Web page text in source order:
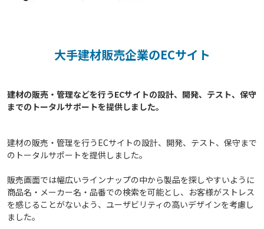
大手建材販売企業のECサイト
建材の販売・管理などを行うECサイトの設計、開発、テスト、保守
建材の販売・管理を行うECサイトの設計、開発、テスト、保守まで
のトータルサポートを提供しました。
販売画面では幅広いラインナップの中から製品を探しやすいように
商品名・メーカー名・品番での検索を可能とし、お客様がストレス
を感じることがないよう、ユーザビリティの高いデザインを考慮し
ました。